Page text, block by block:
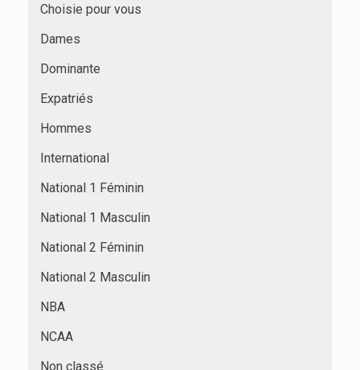
Choisie pour vous
Dames
Dominante
Expatriés
Hommes
International
National 1 Féminin
National 1 Masculin
National 2 Féminin
National 2 Masculin
NBA
NCAA
Non classé